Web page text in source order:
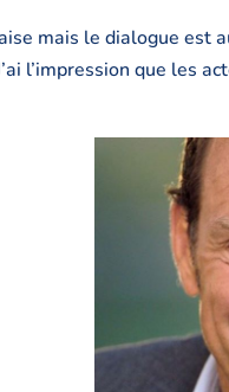
mais le dialogue est
l’impression que les